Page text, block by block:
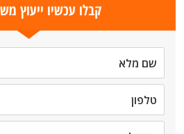
קבלו עכשיו ייעוץ